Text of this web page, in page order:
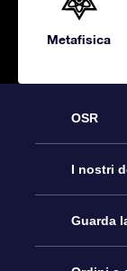
Metafisica
OSR
I nostri
Online
Guarda